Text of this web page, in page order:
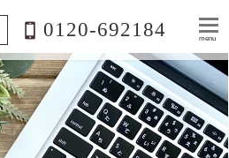
0120-692184 menu